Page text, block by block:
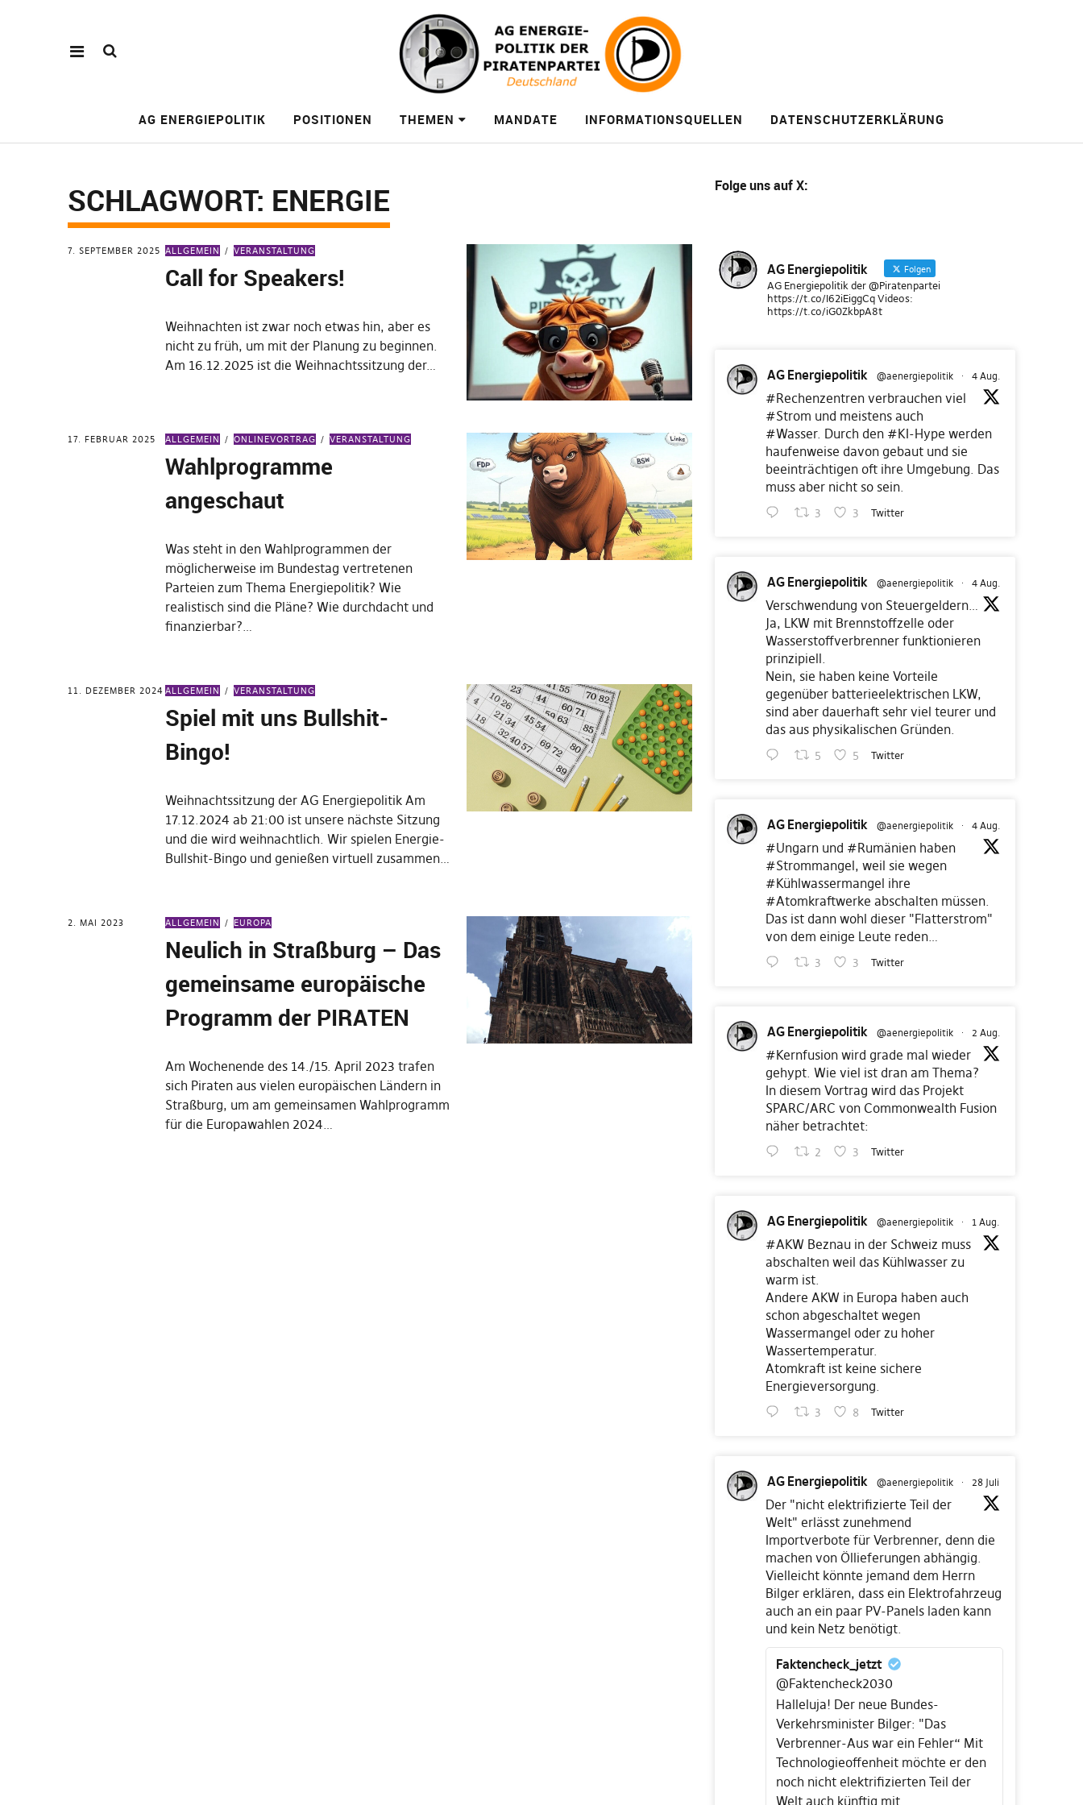
AG ENERGIEPOLITIK POSITIONEN THEMEN MANDATE INFORMATIONSQUELLEN DATENSCHUTZERKLÄRUNG
SCHLAGWORT: ENERGIE
7. SEPTEMBER 2025 ALLGEMEIN VERANSTALTUNG
Call for Speakers!
Weihnachten ist zwar noch etwas hin, aber es
nicht zu früh, um mit der Planung zu beginnen.
Am 16.12.2025 ist die Weihnachtssitzung der…
17. FEBRUAR 2025 ALLGEMEIN ONLINEVORTRAG VERANSTALTUNG
Wahlprogramme
angeschaut
Was steht in den Wahlprogrammen der
möglicherweise im Bundestag vertretenen
Parteien zum Thema Energiepolitik? Wie
realistisch sind die Pläne? Wie durchdacht und
finanzierbar?…
11. DEZEMBER 2024 ALLGEMEIN VERANSTALTUNG
Spiel mit uns Bullshit-
Bingo!
Weihnachtssitzung der AG Energiepolitik Am
17.12.2024 ab 21:00 ist unsere nächste Sitzung
und die wird weihnachtlich. Wir spielen Energie-
Bullshit-Bingo und genießen virtuell zusammen…
2. MAI 2023 ALLGEMEIN EUROPA
Neulich in Straßburg – Das
gemeinsame europäische
Programm der PIRATEN
Am Wochenende des 14./15. April 2023 trafen
sich Piraten aus vielen europäischen Ländern in
Straßburg, um am gemeinsamen Wahlprogramm
für die Europawahlen 2024…
Folge unsauf X:
AG Energiepolitik Folgen
AG Energiepolitik der @Piratenpartei
https://t.co/I62iEiggCq Videos:
https://t.co/iG0ZkbpA8t
AG Energiepolitik @aenergiepolitik · 4 Aug.
#Rechenzentrenverbrauchen viel
#Strom und meistens auch
#Wasser. Durch den #KI-Hype werden
haufenweise davon gebaut und sie
beeinträchtigen oft ihre Umgebung. Das
muss aber nicht so sein.
3 3 Twitter
AG Energiepolitik @aenergiepolitik · 4 Aug.
Verschwendung von Steuergeldern…
Ja, LKW mit Brennstoffzelle oder
Wasserstoffverbrenner funktionieren
prinzipiell.
Nein, sie haben keine Vorteile
gegenüber batterieelektrischen LKW,
sind aber dauerhaft sehr viel teurer und
das aus physikalischen Gründen.
5 5 Twitter
AG Energiepolitik @aenergiepolitik · 4 Aug.
#Ungarnund #Rumänienhaben
#Strommangel, weil sie wegen
#Kühlwassermangel ihre
#Atomkraftwerke abschalten müssen.
Das ist dann wohl dieser "Flatterstrom"
von dem einige Leute reden…
3 3 Twitter
AG Energiepolitik @aenergiepolitik · 2 Aug.
#Kernfusionwird grade mal wieder
gehypt. Wie viel ist dran am Thema?
In diesem Vortrag wird das Projekt
SPARC/ARC von Commonwealth Fusion
näher betrachtet:
2 3 Twitter
AG Energiepolitik @aenergiepolitik · 1 Aug.
#AKW Beznau in der Schweiz muss
abschalten weil das Kühlwasser zu
warm ist.
Andere AKW in Europa haben auch
schon abgeschaltet wegen
Wassermangel oder zu hoher
Wassertemperatur.
Atomkraft ist keine sichere
Energieversorgung.
3 8 Twitter
AG Energiepolitik @aenergiepolitik · 28 Juli
Der "nicht elektrifizierte Teil der
Welt" erlässt zunehmend
Importverbote für Verbrenner, denn die
machen von Öllieferungen abhängig.
Vielleicht könnte jemand dem Herrn
Bilger erklären, dass ein Elektrofahrzeug
auch an ein paar PV-Panels laden kann
und kein Netz benötigt.
Faktencheck_jetzt
@Faktencheck2030
Halleluja! Der neue Bundes-
Verkehrsminister Bilger: "Das
Verbrenner-Aus war ein Fehler“ Mit
Technologieoffenheit möchte er den
noch nicht elektrifizierten Teil der
Welt auch künftig mit